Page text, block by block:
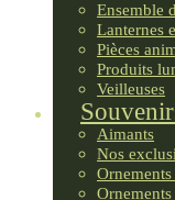
Ensemble
Lanternes
Pièces
Produits
Veilleuses
Aimants
Nos